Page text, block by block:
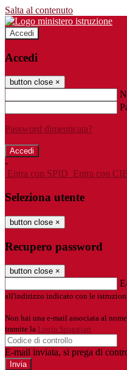
Salta al contenuto
Accedi
Accedi
button close ×
Password dimenticata?
-
Entra con SPID Entra con CIE
Seleziona utente
button close ×
Recupero password
button close ×
all'indirizzo indicato con le
Non hai una e-mail associata al
tramite la Login Spaggiari
E-mail inviata, si prega di